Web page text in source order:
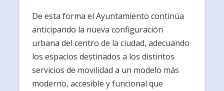
De esta forma el Ayuntamiento continúa
anticipando la nueva configuración
urbana del centro de la ciudad, adecuando
los espacios destinados a los distintos
servicios de movilidad a un modelo más
moderno, accesible y funcional que